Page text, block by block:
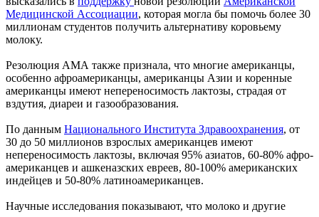
Медицинской Ассоциации, которая могла бы помочь более 30
миллионам студентов получить альтернативу коровьему
молоку.
Резолюция АМА также признала, что многие американцы,
особенно афроамериканцы, американцы Азии и коренные
американцы имеют непереносимость лактозы, страдая от
вздутия, диареи и газообразования.
По данным Национального Института Здравоохранения, от
30 до 50 миллионов взрослых американцев имеют
непереносимость лактозы, включая 95% азиатов, 60-80% афро-
американцев и ашкеназских евреев, 80-100% американских
индейцев и 50-80% латиноамериканцев.
Научные исследования показывают, что молоко и другие